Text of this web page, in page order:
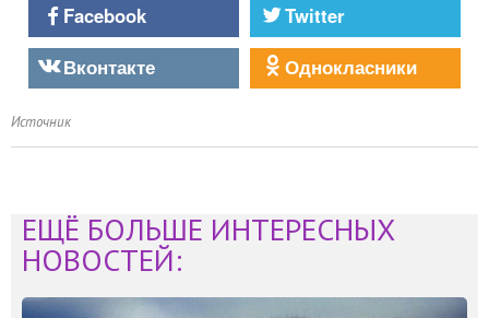
Facebook
Twitter
Вконтакте
Однокласники
Источник
ЕЩЁ БОЛЬШЕ ИНТЕРЕСНЫХ
НОВОСТЕЙ: